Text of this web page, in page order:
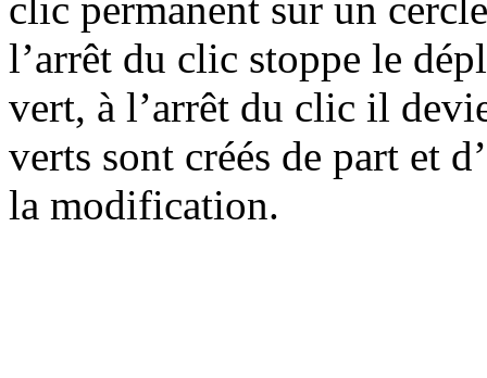
l’arrêt du clic stoppe le
vert, à l’arrêt du clic il
verts sont créés de part et
la modification.